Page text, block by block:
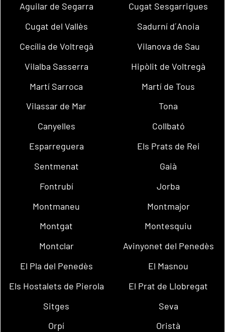
Aguilar de Segarra
Cugat Sesgarrigues
Cugat del Vallès
Sadurní d´Anoia
Cecília de Voltregà
Vilanova de Sau
Vilalba Sasserra
Hipòlit de Voltregà
Martí Sarroca
Martí de Tous
Vilassar de Mar
Tona
Canyelles
Collbató
Esparreguera
Els Prats de Rei
Sentmenat
Gaià
Fontrubí
Jorba
Montmaneu
Montmajor
Montgat
Montesquiu
Montclar
Avinyonet del Penedès
El Pla del Penedès
El Masnou
Els Hostalets de Pierola
El Prat de Llobregat
Sitges
Seva
Orpí
Oristà